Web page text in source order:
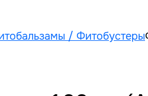
/ Фитобустеры